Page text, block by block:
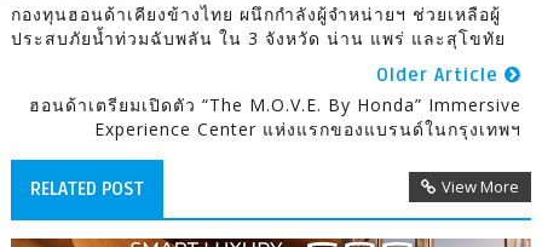
กองทุนฮอนด้าเคียงข้างไทย ผนึกกำลังผู้จำหน่ายฯ ช่วยเหลือผู้
ประสบภัยน้ำท่วมฉับพลัน ใน 3 จังหวัด น่าน แพร่ และสุโขทัย
Older Article
ฮอนด้าเตรียมเปิดตัว “The M.O.V.E. By Honda” Immersive
Experience Center แห่งแรกของแบรนด์ในกรุงเทพฯ
RELATED POST View More